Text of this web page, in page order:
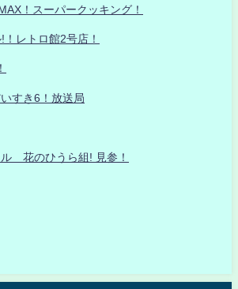
！スーパークッキング！
レトロ館2号店！
すき6！放送局
花のひうら組! 見参！